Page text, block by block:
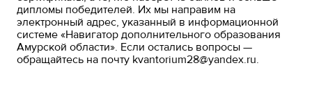
дипломы победителей. Их мы направим на
электронный адрес, указанный в информационной
системе «Навигатор дополнительного образования
Амурской области». Если остались вопросы —
обращайтесь на почту kvantorium28@yandex.ru.